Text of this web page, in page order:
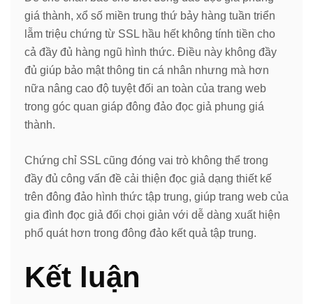
giá thành, xổ số miền trung thứ bảy hàng tuần triển
lẵm triệu chứng từ SSL hầu hết không tính tiền cho
cả đầy đủ hàng ngũ hình thức. Điều này không đầy
đủ giúp bảo mật thông tin cá nhân nhưng mà hơn
nữa nâng cao độ tuyệt đối an toàn của trang web
trong góc quan giáp đông đảo đọc giả phung giá
thành.
Chứng chỉ SSL cũng đóng vai trò không thể trong
đầy đủ công vấn đề cải thiện đọc giả dạng thiết kế
trên đông đảo hình thức tập trung, giúp trang web của
gia đình đọc giả đối chọi giản với dễ dàng xuất hiện
phổ quát hơn trong đông đảo kết quả tập trung.
Kết luận